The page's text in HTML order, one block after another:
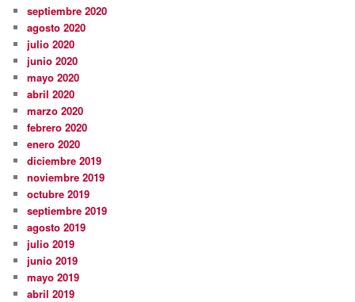
septiembre 2020
agosto 2020
julio 2020
junio 2020
mayo 2020
abril 2020
marzo 2020
febrero 2020
enero 2020
diciembre 2019
noviembre 2019
octubre 2019
septiembre 2019
agosto 2019
julio 2019
junio 2019
mayo 2019
abril 2019